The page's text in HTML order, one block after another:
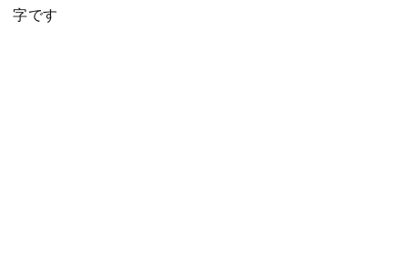
字です